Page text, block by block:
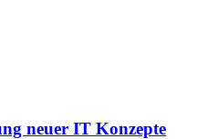
neuer IT Konzepte